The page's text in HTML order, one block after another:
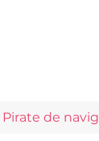
Pirate de